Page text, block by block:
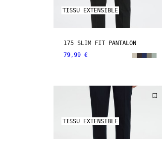
TISSU EXTENSIBLE
175 SLIM FIT PANTALON
79,99 €
TISSU EXTENSIBLE